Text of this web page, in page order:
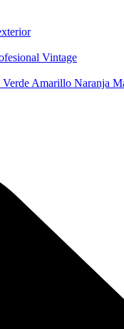
Vintage
Verde Amarillo Naranja